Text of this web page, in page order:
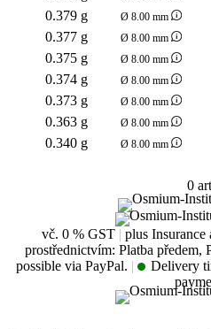
0.379 g
Ø 8.00 mm
0.377 g
Ø 8.00 mm
0.375 g
Ø 8.00 mm
0.374 g
Ø 8.00 mm
0.373 g
Ø 8.00 mm
0.363 g
Ø 8.00 mm
0.340 g
Ø 8.00 mm
0
vč. 0 % GST | plus Insurance
prostřednictvím: Platba předem,
possible via PayPal. | Delivery